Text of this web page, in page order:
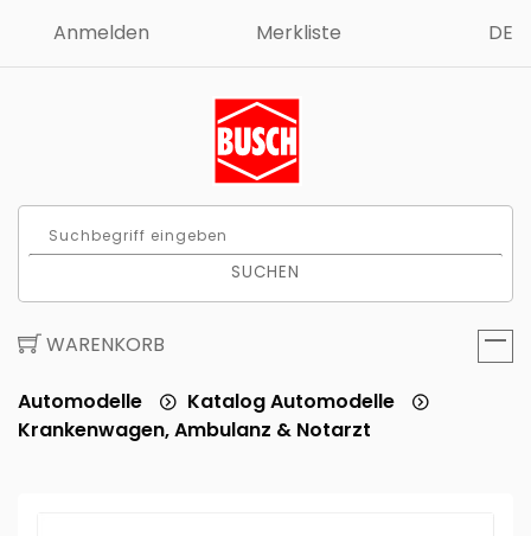
Anmelden Merkliste DE
SUCHEN
WARENKORB
Automodelle
Katalog Automodelle
Krankenwagen, Ambulanz & Notarzt